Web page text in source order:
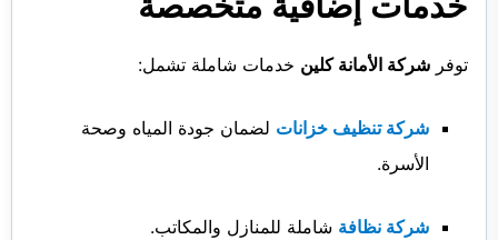
توفر شركة الأمانة كلين خدمات شاملة تشمل:
شركة تنظيف خزانات لضمان جودة المياه وصحة
الأسرة.
شركة نظافة شاملة للمنازل والمكاتب.